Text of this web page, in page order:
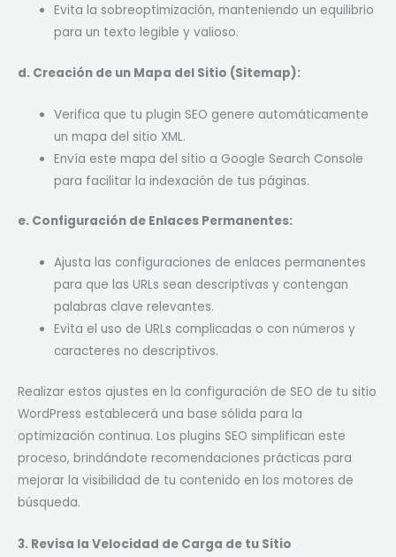
Evita la sobreoptimización, manteniendo un equilibrio
para un texto legible y valioso.
d. Creación de un Mapa del Sitio (Sitemap):
Verifica que tu plugin SEO genere automáticamente
un mapa del sitio XML.
Envía este mapa del sitio a Google Search Console
para facilitar la indexación de tus páginas.
e. Configuración de Enlaces Permanentes:
Ajusta las configuraciones de enlaces permanentes
para que las URLs sean descriptivas y contengan
palabras clave relevantes.
Evita el uso de URLs complicadas o con números y
caracteres no descriptivos.
Realizar estos ajustes en la configuración de SEO de tu sitio
WordPress establecerá una base sólida para la
optimización continua. Los plugins SEO simplifican este
proceso, brindándote recomendaciones prácticas para
mejorar la visibilidad de tu contenido en los motores de
búsqueda.
3. Revisa la Velocidad de Carga de tu Sitio